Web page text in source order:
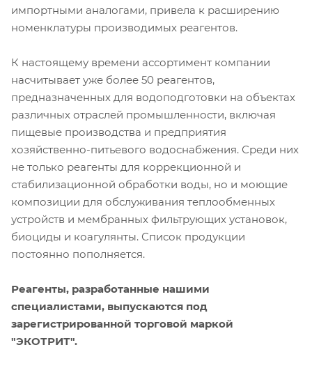
импортными аналогами, привела к расширению
номенклатуры производимых реагентов.
К настоящему времени ассортимент компании
насчитывает уже более 50 реагентов,
предназначенных для водоподготовки на объектах
различных отраслей промышленности, включая
пищевые производства и предприятия
хозяйственно-питьевого водоснабжения. Среди них
не только реагенты для коррекционной и
стабилизационной обработки воды, но и моющие
композиции для обслуживания теплообменных
устройств и мембранных фильтрующих установок,
биоциды и коагулянты. Список продукции
постоянно пополняется.
Реагенты, разработанные нашими
специалистами, выпускаются под
зарегистрированной торговой маркой
"ЭКОТРИТ".